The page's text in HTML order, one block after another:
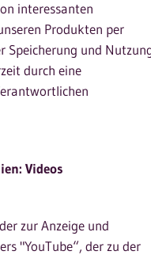
interessanten
Produkten per
Speicherung und
durch eine
Videos
zur Anzeige und
"YouTube“, der zu der